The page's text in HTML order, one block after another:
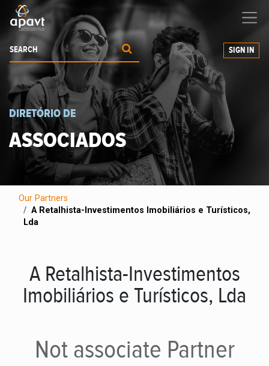
grow your business
SIGN IN
DIRETÓRIO DE
ASSOCIADOS
Our Partners
A Retalhista-Investimentos Imobiliários e Turísticos,
Lda
A Retalhista-Investimentos
Imobiliários e Turísticos, Lda
Not associate Partner